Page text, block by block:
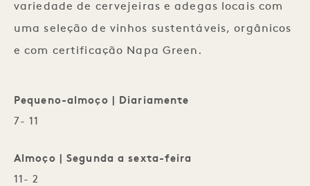
variedade de cervejeiras e adegas locais com
uma seleção de vinhos sustentáveis, orgânicos
e com certificação Napa Green.
Pequeno-almoço | Diariamente
7- 11
Almoço | Segunda a sexta-feira
11- 2